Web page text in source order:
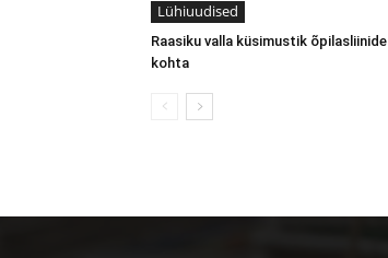
Lühiuudised
Raasiku valla küsimustik õpilasliinide
kohta